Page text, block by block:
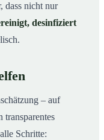
dass nicht nur
desinfiziert
– auf
transparentes
Schritte: